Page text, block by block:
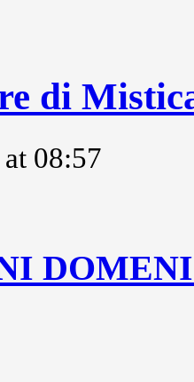
di
08:57